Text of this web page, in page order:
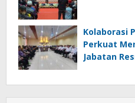
Kolaborasi
Perkuat
Jabatan